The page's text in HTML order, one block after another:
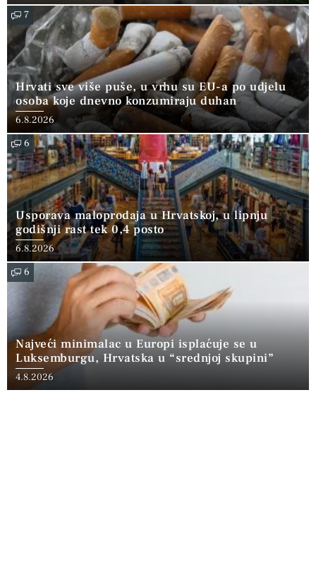
7
Hrvati sve više puše, u vrhu su EU-a po udjelu
osoba koje dnevno konzumiraju duhan
6.8.2026
6
Usporava maloprodaja u Hrvatskoj, u lipnju
godišnji rast tek 0,4 posto
6.8.2026
6
Najveći minimalac u Europi isplaćuje se u
Luksemburgu, Hrvatska u “srednjoj skupini”
4.8.2026